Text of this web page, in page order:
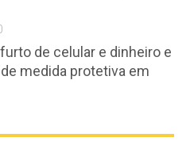
de celular e dinheiro e
medida protetiva em